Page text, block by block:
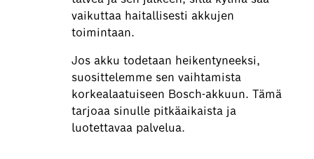
vaikuttaa haitallisesti akkujen
toimintaan.
Jos akku todetaan heikentyneeksi,
suosittelemme sen vaihtamista
korkealaatuiseen Bosch-akkuun. Tämä
tarjoaa sinulle pitkäaikaista ja
luotettavaa palvelua.